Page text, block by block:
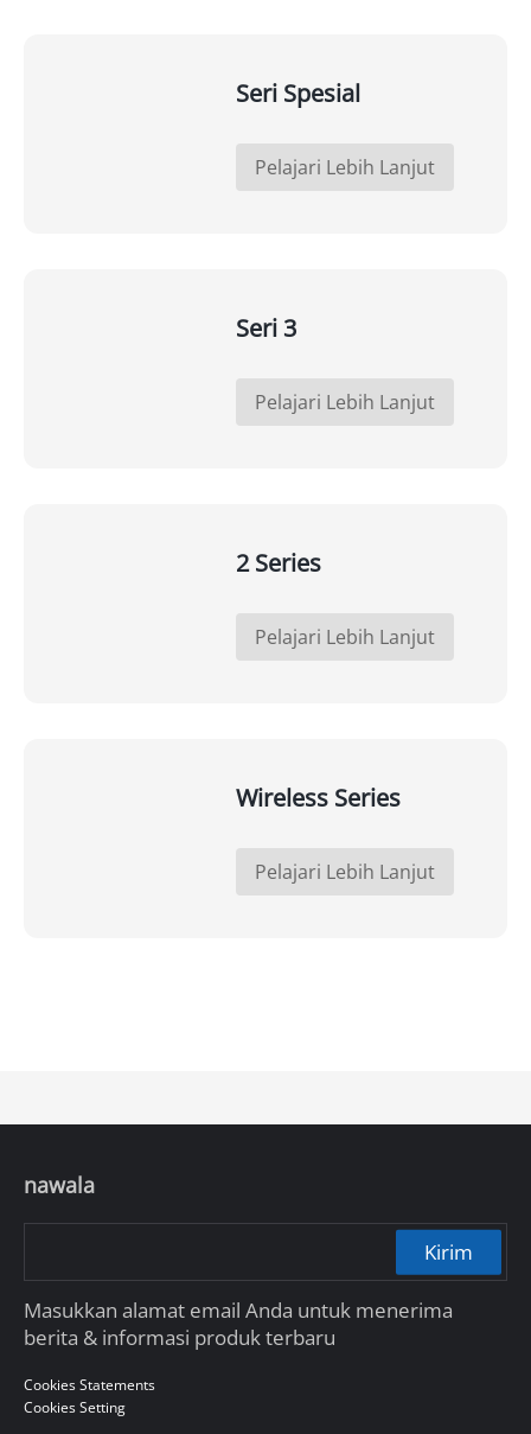
Seri Spesial
Pelajari Lebih Lanjut
Seri 3
Pelajari Lebih Lanjut
2 Series
Pelajari Lebih Lanjut
Wireless Series
Pelajari Lebih Lanjut
nawala
Kirim
Masukkan alamat email Anda untuk menerima
berita & informasi produk terbaru
Cookies Statements
Cookies Setting